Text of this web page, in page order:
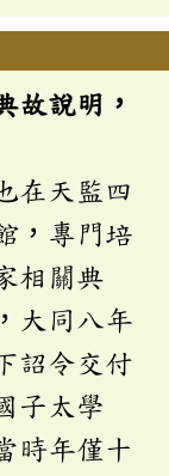
故說明，
在天監四
，專門培
相關典
大同八年
詔令交付
子太學
時年僅十